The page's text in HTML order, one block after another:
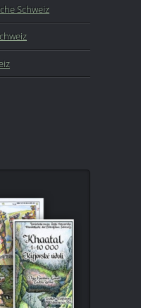
Schweiz